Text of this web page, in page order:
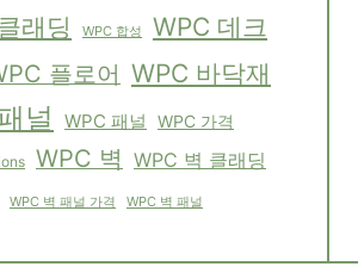
래딩 WPC 합성 WPC 데크
플로어 WPC 바닥재
널 WPC 패널 WPC 가격
WPC 벽 WPC 벽 클래딩
WPC 벽 패널 가격 WPC 벽 패널